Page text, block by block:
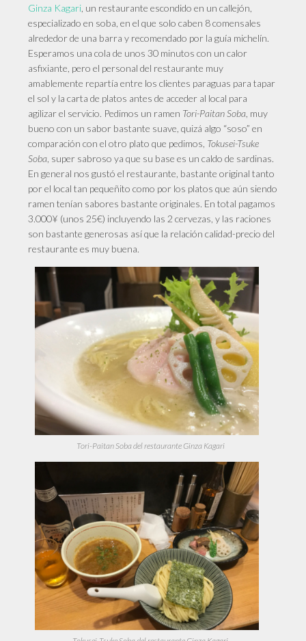
Ginza Kagari, un restaurante escondido en un callejón,
especializado en soba, en el que solo caben 8 comensales
alrededor de una barra y recomendado por la guía michelín.
Esperamos una cola de unos 30 minutos con un calor
asfixiante, pero el personal del restaurante muy
amablemente repartía entre los clientes paraguas para tapar
el sol y la carta de platos antes de acceder al local para
agilizar el servicio. Pedimos un ramen Tori-Paitan Soba, muy
bueno con un sabor bastante suave, quizá algo “soso” en
comparación con el otro plato que pedimos, Tokusei-Tsuke
Soba, super sabroso ya que su base es un caldo de sardinas.
En general nos gustó el restaurante, bastante original tanto
por el local tan pequeñito como por los platos que aún siendo
ramen tenían sabores bastante originales. En total pagamos
3.000¥ (unos 25€) incluyendo las 2 cervezas, y las raciones
son bastante generosas así que la relación calidad-precio del
restaurante es muy buena.
Tori-Paitan Soba del restaurante Ginza Kagari